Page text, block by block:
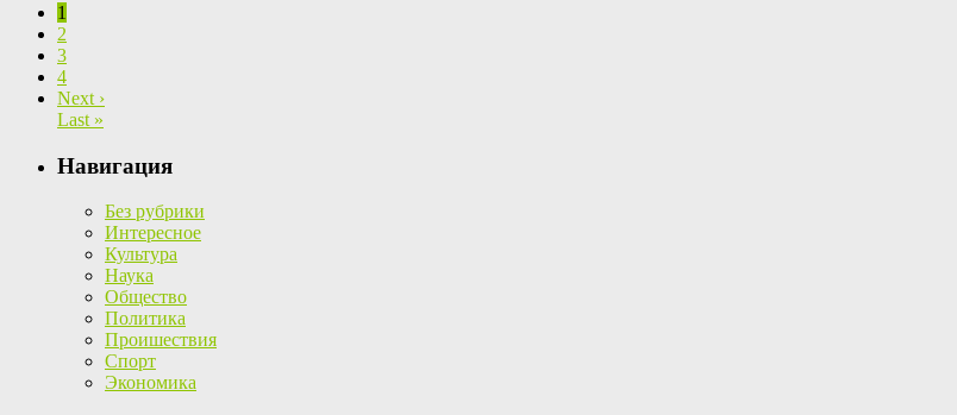
1
2
3
4
Next ›
Last »
Навигация
Без рубрики
Интересное
Культура
Наука
Общество
Политика
Проишествия
Спорт
Экономика